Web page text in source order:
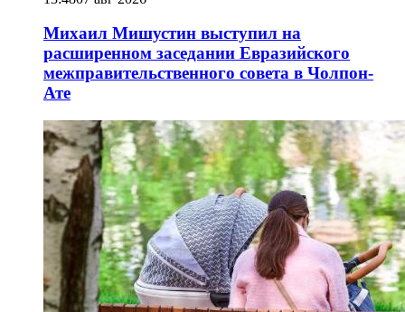
Михаил Мишустин выступил на
расширенном заседании Евразийского
межправительственного совета в Чолпон-
Ате